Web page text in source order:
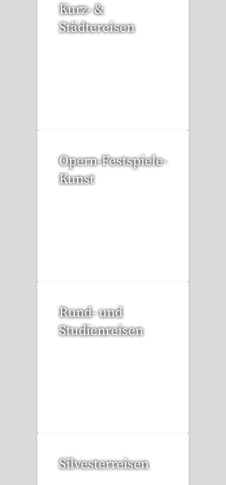
Kurz- &
Städtereisen
Opern-Festspiele-
Kunst
Rund- und
Studienreisen
Silvesterreisen